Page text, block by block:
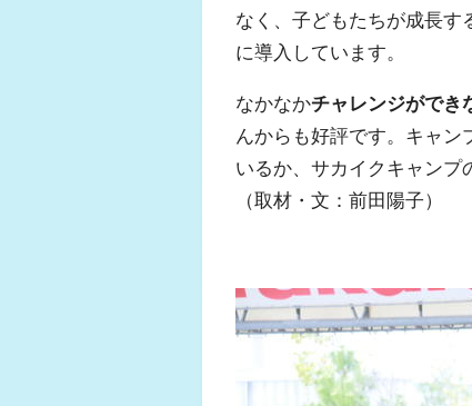
なく、子どもたちが成長す
に導入しています。
なかなかチャレンジができ
んからも好評です。キャン
いるか、サカイクキャンプ
（取材・文：前田陽子）